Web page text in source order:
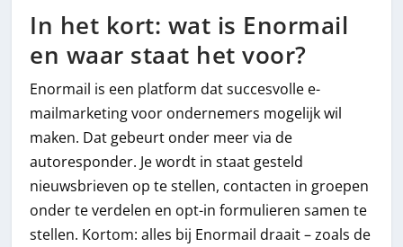
In het kort: wat is Enormail
en waar staat het voor?
Enormail is een platform dat succesvolle e-
mailmarketing voor ondernemers mogelijk wil
maken. Dat gebeurt onder meer via de
autoresponder. Je wordt in staat gesteld
nieuwsbrieven op te stellen, contacten in groepen
onder te verdelen en opt-in formulieren samen te
stellen. Kortom: alles bij Enormail draait – zoals de